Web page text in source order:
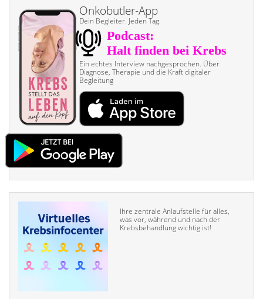
Onkobutler-App
Dein Begleiter. Jeden Tag.
Ein echtes Interview nach­gesprochen. Über
Diagnose, Therapie und die Kraft digitaler
Begleitung
Ihre zentrale Anlaufstelle für alles,
was vor, während und nach der
Krebsbehandlung wichtig ist!